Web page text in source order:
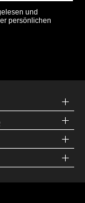
und
persönlichen